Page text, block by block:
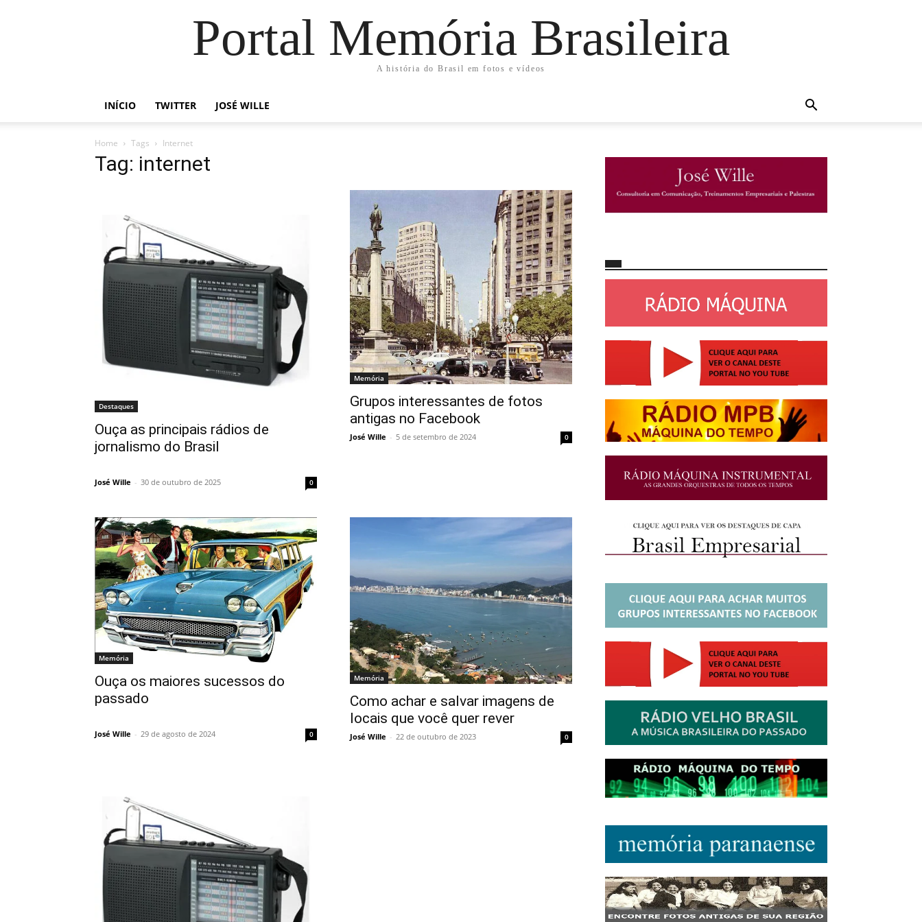
Portal Memória Brasileira
A história do Brasil em fotos e vídeos
INÍCIO TWITTER JOSÉ WILLE
Home Tags Internet
Tag: internet
Destaques
Ouça as principais rádios de
jornalismo do Brasil
José Wille - 30 de outubro de 2025 0
Memória
Grupos interessantes de fotos
antigas no Facebook
José Wille - 5 de setembro de 2024 0
Memória
Ouça os maiores sucessos do
passado
José Wille - 29 de agosto de 2024 0
Memória
Como achar e salvar imagens de
locais que você quer rever
José Wille - 22 de outubro de 2023 0
http://josewille.com.br